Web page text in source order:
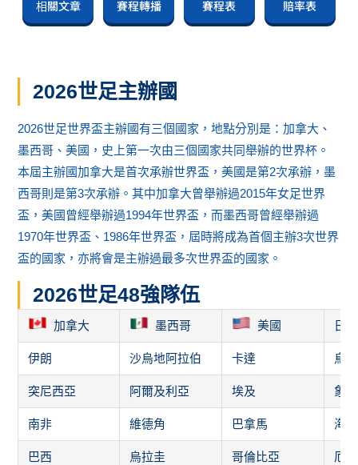
相關文章 賽程轉播 賽程表 賠率表
2026世足主辦國
2026世足世界盃主辦國有三個國家，地點分別是：加拿大、
墨西哥、美國，史上第一次由三個國家共同舉辦的世界杯。
本屆主辦國加拿大是首次承辦世界盃，美國是第2次承辦，墨
西哥則是第3次承辦。其中加拿大曾舉辦過2015年女足世界
盃，美國曾經舉辦過1994年世界盃，而墨西哥曾經舉辦過
1970年世界盃、1986年世界盃，屆時將成為首個主辦3次世界
盃的國家，亦將會是主辦過最多次世界盃的國家。
2026世足48強隊伍
加拿大 墨西哥 美國 日本
伊朗 沙烏地阿拉伯 卡達 烏
突尼西亞 阿爾及利亞 埃及 象
南非 維德角 巴拿馬 海地
巴西 烏拉圭 哥倫比亞 厄